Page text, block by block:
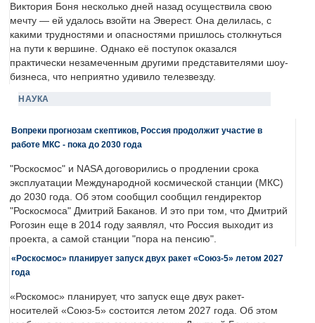
Виктория Боня несколько дней назад осуществила свою
мечту — ей удалось взойти на Эверест. Она делилась, с
какими трудностями и опасностями пришлось столкнуться
на пути к вершине. Однако её поступок оказался
практически незамеченным другими представителями шоу-
бизнеса, что неприятно удивило телезвезду.
НАУКА
Вопреки прогнозам скептиков, Россия продолжит участие в
работе МКС - пока до 2030 года
"Роскосмос" и NASA договорились о продлении срока
эксплуатации Международной космической станции (МКС)
до 2030 года. Об этом сообщил сообщил гендиректор
"Роскосмоса" Дмитрий Баканов. И это при том, что Дмитрий
Рогозин еще в 2014 году заявлял, что Россия выходит из
проекта, а самой станции "пора на пенсию".
«Роскосмос» планирует запуск двух ракет «Союз-5» летом 2027
года
«Роскомос» планирует, что запуск еще двух ракет-
носителей «Союз-5» состоится летом 2027 года. Об этом